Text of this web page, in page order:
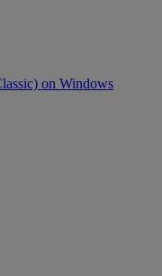
on Windows